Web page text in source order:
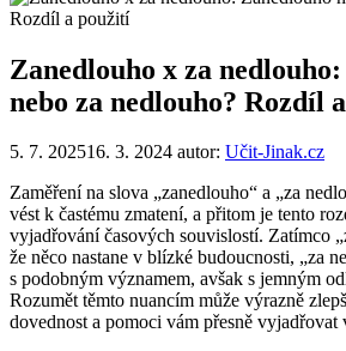
Zanedlouho x za
nebo za nedlouho? Rozdíl
5. 7. 202516. 3. 2024 autor: Učit-Jinak.cz
Zaměření na slova „zanedlouho“ a „za
vést k častému zmatení, a přitom je tento
vyjadřování časových souvislostí. Zatímco
že něco nastane v blízké budoucnosti, „za
s podobným významem, avšak s jemným
Rozumět těmto nuancím může výrazně
dovednost a pomoci vám přesně vyjadřovat